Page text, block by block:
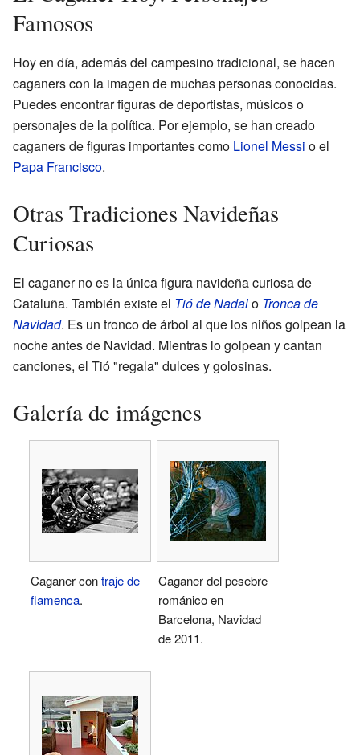
Famosos
Hoy en día, además del campesino tradicional, se hacen
caganers con la imagen de muchas personas conocidas.
Puedes encontrar figuras de deportistas, músicos o
personajes de la política. Por ejemplo, se han creado
caganers de figuras importantes como Lionel Messi o el
Papa Francisco.
Otras Tradiciones Navideñas
Curiosas
El caganer no es la única figura navideña curiosa de
Cataluña. También existe el Tió de Nadalo Tronca de
Navidad. Es un tronco de árbol al que los niños golpean la
noche antes de Navidad. Mientras lo golpean y cantan
canciones, el Tió "regala" dulces y golosinas.
Galería de imágenes
Caganer contraje de
flamenca.
Caganer del pesebre
románico en
Barcelona, Navidad
de 2011.